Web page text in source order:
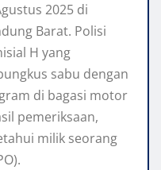
2025 di
Barat. Polisi
H yang
sabu dengan
di bagasi motor
pemeriksaan,
milik seorang